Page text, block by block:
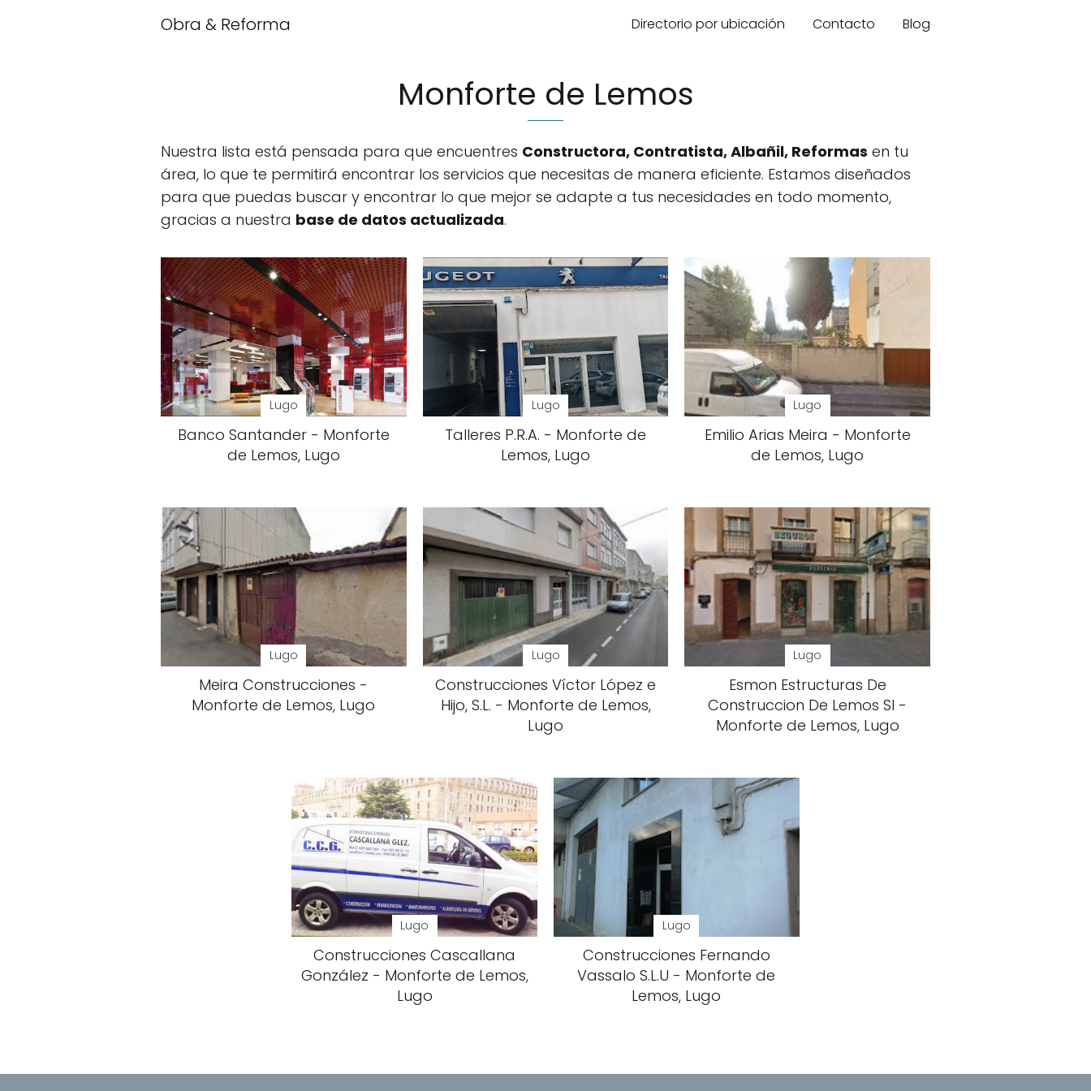
Obra & Reforma Directorio por ubicación Contacto Blog
Monforte de Lemos
Nuestra lista está pensada para que encuentres Constructora, Contratista, Albañil, Reformas en tu
área, lo que te permitirá encontrar los servicios que necesitas de manera eficiente. Estamos diseñados
para que puedas buscar y encontrar lo que mejor se adapte a tus necesidades en todo momento,
gracias a nuestra base de datos actualizada.
Lugo
Banco Santander - Monforte
de Lemos, Lugo
Lugo
Talleres P.R.A. - Monforte de
Lemos, Lugo
Lugo
Emilio Arias Meira - Monforte
de Lemos, Lugo
Lugo
Meira Construcciones -
Monforte de Lemos, Lugo
Lugo
Construcciones Víctor López e
Hijo, S.L. - Monforte de Lemos,
Lugo
Lugo
Esmon Estructuras De
Construccion De Lemos Sl -
Monforte de Lemos, Lugo
Lugo
Construcciones Cascallana
González - Monforte de Lemos,
Lugo
Lugo
Construcciones Fernando
Vassalo S.L.U - Monforte de
Lemos, Lugo